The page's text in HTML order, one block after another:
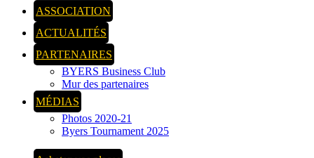
ASSOCIATION
ACTUALITÉS
PARTENAIRES
BYERS Business Club
Mur des partenaires
MÉDIAS
Photos 2020-21
Byers Tournament 2025